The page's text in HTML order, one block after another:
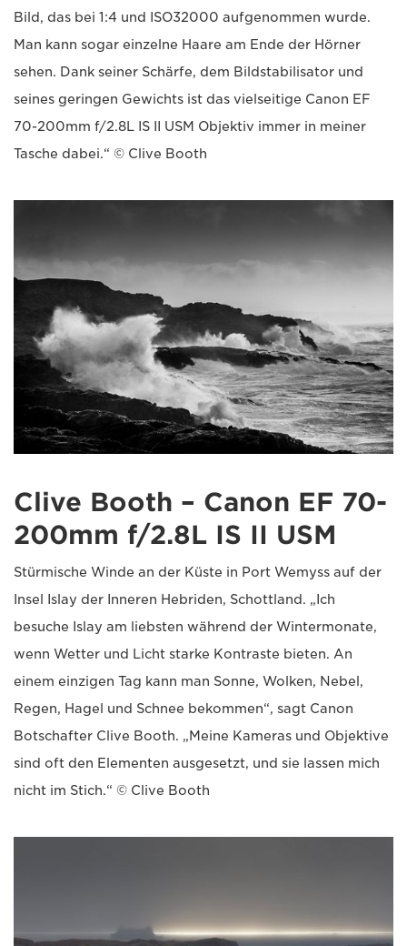
Bild, das bei 1:4 und ISO32000 aufgenommen wurde.
Man kann sogar einzelne Haare am Ende der Hörner
sehen. Dank seiner Schärfe, dem Bildstabilisator und
seines geringen Gewichts ist das vielseitige Canon EF
70-200mm f/2.8L IS II USM Objektiv immer in meiner
Tasche dabei.“ © Clive Booth
Clive Booth – Canon EF 70-
200mm f/2.8L IS II USM
Stürmische Winde an der Küste in Port Wemyss auf der
Insel Islay der Inneren Hebriden, Schottland. „Ich
besuche Islay am liebsten während der Wintermonate,
wenn Wetter und Licht starke Kontraste bieten. An
einem einzigen Tag kann man Sonne, Wolken, Nebel,
Regen, Hagel und Schnee bekommen“, sagt Canon
Botschafter Clive Booth. „Meine Kameras und Objektive
sind oft den Elementen ausgesetzt, und sie lassen mich
nicht im Stich.“ © Clive Booth